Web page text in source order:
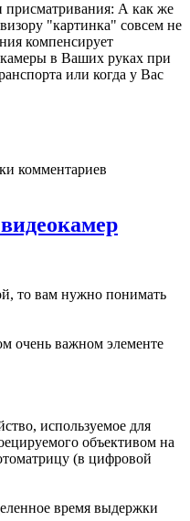
присматривания: А как же
"картинка" совсем не
компенсирует
в Ваших руках при
или когда у Вас
комментариев
то вам нужно понимать
очень важном элементе
используемое для
объективом на
(в цифровой
время выдержки